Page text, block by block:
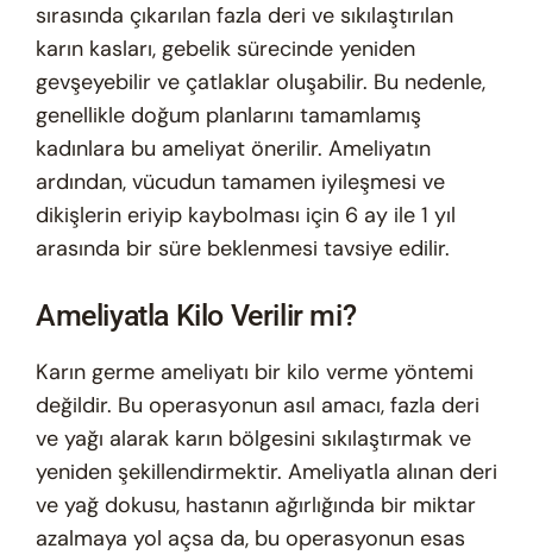
sırasında çıkarılan fazla deri ve sıkılaştırılan
karın kasları, gebelik sürecinde yeniden
gevşeyebilir ve çatlaklar oluşabilir. Bu nedenle,
genellikle doğum planlarını tamamlamış
kadınlara bu ameliyat önerilir. Ameliyatın
ardından, vücudun tamamen iyileşmesi ve
dikişlerin eriyip kaybolması için 6 ay ile 1 yıl
arasında bir süre beklenmesi tavsiye edilir.
Ameliyatla Kilo Verilir mi?
Karın germe ameliyatı bir kilo verme yöntemi
değildir. Bu operasyonun asıl amacı, fazla deri
ve yağı alarak karın bölgesini sıkılaştırmak ve
yeniden şekillendirmektir. Ameliyatla alınan deri
ve yağ dokusu, hastanın ağırlığında bir miktar
azalmaya yol açsa da, bu operasyonun esas